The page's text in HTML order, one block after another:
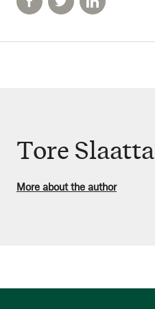
Tore Slaatta
More about the author